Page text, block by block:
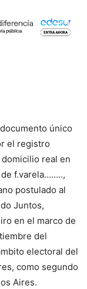
único
el registro
real en
f.varela……..,
postulado al
Juntos,
en el marco de
del
electoral del
como segundo
Aires.